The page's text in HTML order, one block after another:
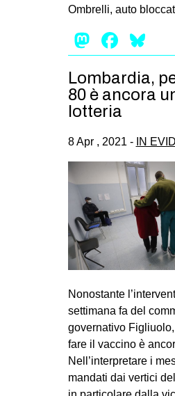
ARTE
CINEMA
MUSICA
AFRICA
ESTREMO
EUROPA
MEDIO
Ombrelli, auto
Lombardia,
80 è ancora
lotteria
8 Apr , 2021 - IN
Nonostante
settimana fa del
governativo
fare il vaccino è
Nell’interpretare i
mandati dai vertici